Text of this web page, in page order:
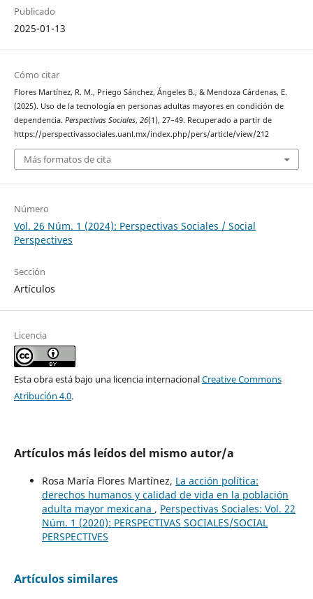
Publicado
2025-01-13
Cómo citar
Flores Martínez, R. M., Priego Sánchez, Ángeles B., & Mendoza Cárdenas, E.
(2025). Uso de la tecnología en personas adultas mayores en condición de
dependencia. Perspectivas Sociales, 26(1), 27–49. Recuperado a partir de
https://perspectivassociales.uanl.mx/index.php/pers/article/view/212
Más formatos de cita
Número
Vol. 26 Núm. 1 (2024): Perspectivas Sociales / Social
Perspectives
Sección
Artículos
Licencia
Esta obra está bajo una licencia internacionalCreative Commons
Atribución 4.0.
Artículos más leídos del mismo autor/a
Rosa María Flores Martínez, La acción política:
derechos humanos y calidad de vida en la población
adulta mayor mexicana , Perspectivas Sociales: Vol. 22
Núm. 1 (2020): PERSPECTIVAS SOCIALES/SOCIAL
PERSPECTIVES
Artículos similares